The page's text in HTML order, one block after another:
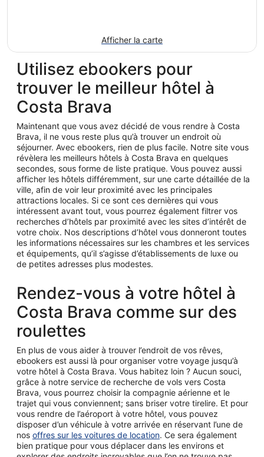
Afficher la carte
Utilisez ebookers pour
trouver le meilleur hôtel à
Costa Brava
Maintenant que vous avez décidé de vous rendre à Costa
Brava, il ne vous reste plus qu’à trouver un endroit où
séjourner. Avec ebookers, rien de plus facile. Notre site vous
révèlera les meilleurs hôtels à Costa Brava en quelques
secondes, sous forme de liste pratique. Vous pouvez aussi
afficher les hôtels différemment, sur une carte détaillée de la
ville, afin de voir leur proximité avec les principales
attractions locales. Si ce sont ces dernières qui vous
intéressent avant tout, vous pourrez également filtrer vos
recherches d’hôtels par proximité avec les sites d’intérêt de
votre choix. Nos descriptions d’hôtel vous donneront toutes
les informations nécessaires sur les chambres et les services
et équipements, qu’il s’agisse d’établissements de luxe ou
de petites adresses plus modestes.
Rendez-vous à votre hôtel à
Costa Brava comme sur des
roulettes
En plus de vous aider à trouver l’endroit de vos rêves,
ebookers est aussi là pour organiser votre voyage jusqu’à
votre hôtel à Costa Brava. Vous habitez loin ? Aucun souci,
grâce à notre service de recherche de vols vers Costa
Brava, vous pourrez choisir la compagnie aérienne et le
trajet qui vous conviennent; sans briser votre tirelire. Et pour
vous rendre de l’aéroport à votre hôtel, vous pouvez
disposer d’un véhicule à votre arrivée en réservant l’une de
nos offres sur les voitures de location. Ce sera également
bien pratique pour vous déplacer dans les environs et